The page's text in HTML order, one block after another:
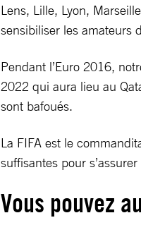
Lens, Lille, Lyon,
sensibiliser les amateurs
Pendant l’Euro 2016,
2022 qui aura lieu au
sont bafoués.
La FIFA est le
suffisantes pour
Vous pouvez